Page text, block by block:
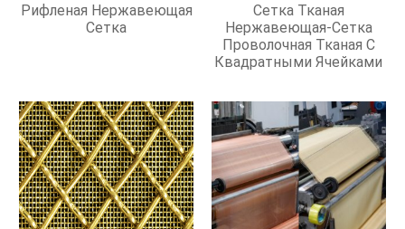
Рифленая Нержавеющая
Сетка
Сетка Тканая
Нержавеющая-Сетка
Проволочная Тканая С
Квадратными Ячейками